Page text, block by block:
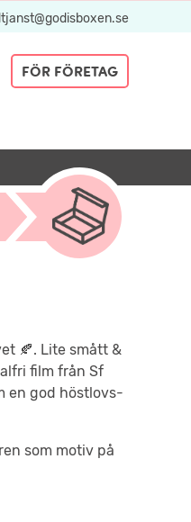
FÖR FÖRETAG
🍂. Lite smått &
film från Sf
en god höstlovs-
som motiv på